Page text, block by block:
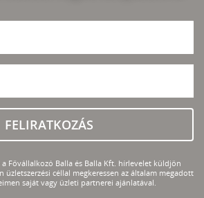
FELIRATKOZÁS
Fővállalkozó Balla és Balla Kft. hírlevelet küldjön
üzletszerzési céllal megkeressen az általam megadott
saját vagy üzleti partnerei ajánlatával.